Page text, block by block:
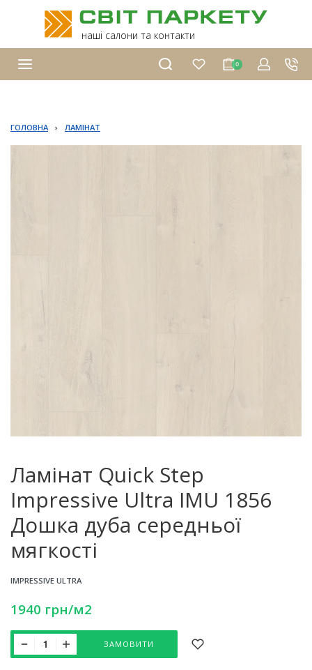
наші салони та контакти
0
ГОЛОВНА › ЛАМІНАТ
Ламінат Quick Step
Impressive Ultra IMU 1856
Дошка дуба середньої
мягкості
IMPRESSIVE ULTRA
1940 грн/м2
ЗАМОВИТИ